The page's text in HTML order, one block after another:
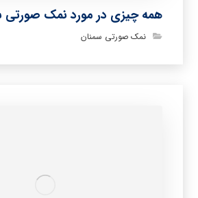
همه چیزی در مورد نمک صورتی
نمک صورتی سمنان